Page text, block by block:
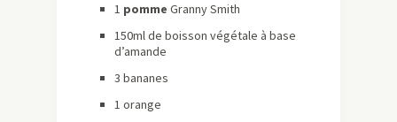
1 pomme Granny Smith
150ml de boisson végétale à base
d’amande
3 bananes
1 orange